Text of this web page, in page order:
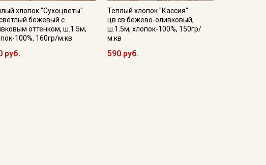
хлопок "Сухоцветы"
бежевый с
оттенком, ш.1.5м,
100%, 160гр/м.кв
руб.
Теплый хлопок "Кассия"
цв.св.бежево-оливковый,
ш.1.5м, хлопок-100%, 150гр/
м.кв
590 руб.